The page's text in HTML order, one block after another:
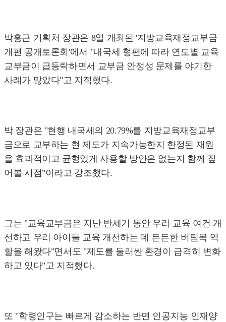
박홍근 기획처 장관은 8일 개최된 '지방교육재정교부금
개편 공개토론회'에서 "내국세 형편에 따라 연도별 교육
교부금이 급등락하면서 교부금 안정성 문제를 야기한
사례가 많았다"고 지적했다.
박 장관은 "현행 내국세의 20.79%를 지방교육재정교부
금으로 교부하는 현 제도가 지속가능한지 한정된 재원
을 효과적이고 균형있게 사용할 방안은 없는지 함께 짚
어볼 시점"이라고 강조했다.
그는 "교육교부금은 지난 반세기 동안 우리 교육 여건 개
선하고 우리 아이들 교육 개선하는 데 든든한 버팀목 역
할을 해왔다"면서도 "제도를 둘러싼 환경이 급격히 변화
하고 있다"고 지적했다.
또 "학령인구는 빠르게 감소하는 반면 인공지능 인재양